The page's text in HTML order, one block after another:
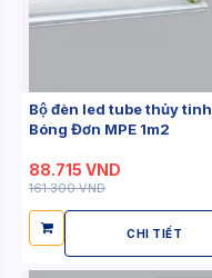
Bộ đèn led tube thủy tinh
Bóng Đơn MPE 1m2
88.715 VND
161.300 VND
CHI TIẾT